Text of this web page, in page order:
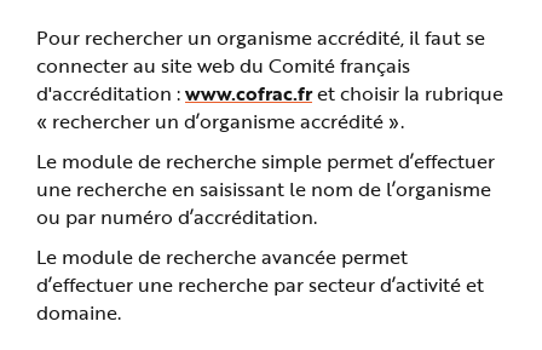
Pour rechercher un organisme accrédité, il faut se
connecter au site web du Comité français
d'accréditation :www.cofrac.fret choisir la rubrique
« rechercher un d’organisme accrédité ».
Le module de recherche simple permet d’effectuer
une recherche en saisissant le nom de l’organisme
ou par numéro d’accréditation.
Le module de recherche avancée permet
d’effectuer une recherche par secteur d’activité et
domaine.